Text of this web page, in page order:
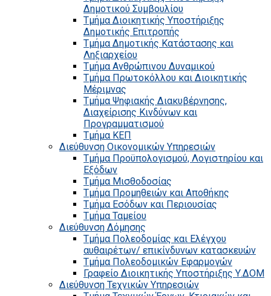
Δημοτικού Συμβουλίου
Τμήμα Διοικητικής Υποστήριξης
Δημοτικής Επιτροπής
Τμήμα Δημοτικής Κατάστασης και
Ληξιαρχείου
Τμήμα Ανθρώπινου Δυναμικού
Τμήμα Πρωτοκόλλου και Διοικητικής
Μέριμνας
Τμήμα Ψηφιακής Διακυβέρνησης,
Διαχείρισης Κινδύνων και
Προγραμματισμού
Τμήμα ΚΕΠ
Διεύθυνση Οικονομικών Υπηρεσιών
Τμήμα Προϋπολογισμού, Λογιστηρίου και
Εξόδων
Τμήμα Μισθοδοσίας
Τμήμα Προμηθειών και Αποθήκης
Τμήμα Εσόδων και Περιουσίας
Τμήμα Ταμείου
Διεύθυνση Δόμησης
Τμήμα Πολεοδομίας και Ελέγχου
αυθαιρέτων/ επικίνδυνων κατασκευών
Τμήμα Πολεοδομικών Εφαρμογών
Γραφείο Διοικητικής Υποστήριξης Υ.ΔΟΜ
Διεύθυνση Τεχνικών Υπηρεσιών